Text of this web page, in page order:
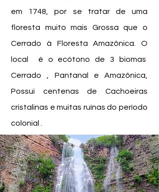
em 1748, por se tratar de uma
floresta muito mais Grossa que o
Cerrado à Floresta Amazônica. O
local é o ecótono de 3 biomas
Cerrado , Pantanal e Amazônica,
Possui centenas de Cachoeiras
cristalinas e muitas ruínas do período
colonial .